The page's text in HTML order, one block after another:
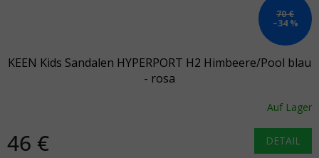
70 €
–34 %
KEEN Kids Sandalen HYPERPORT H2 Himbeere/Pool blau
- rosa
Auf Lager
46 € DETAIL